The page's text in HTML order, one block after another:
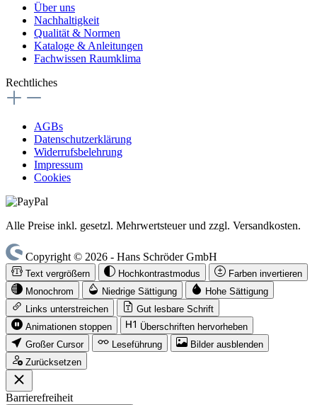
Über uns
Nachhaltigkeit
Qualität & Normen
Kataloge & Anleitungen
Fachwissen Raumklima
Rechtliches
AGBs
Datenschutzerklärung
Widerrufsbelehrung
Impressum
Cookies
Alle Preise inkl. gesetzl. Mehrwertsteuer und zzgl. Versandkosten.
Copyright © 2026 - Hans Schröder GmbH
Text vergrößern Hochkontrastmodus
Farben invertieren
Monochrom
Niedrige Sättigung
Hohe Sättigung
Links unterstreichen
Gut lesbare Schrift
Animationen stoppen
Überschriften hervorheben
Großer Cursor
Leseführung
Bilder ausblenden
Zurücksetzen
Barrierefreiheit